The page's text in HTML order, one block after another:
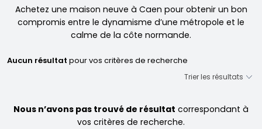
Achetez une maison neuve à Caen pour obtenir un bon
compromis entre le dynamisme d’une métropole et le
calme de la côte normande.
Aucun résultat pour vos critères de recherche
Nous n’avons pas trouvé de résultat correspondant à
vos critères de recherche.